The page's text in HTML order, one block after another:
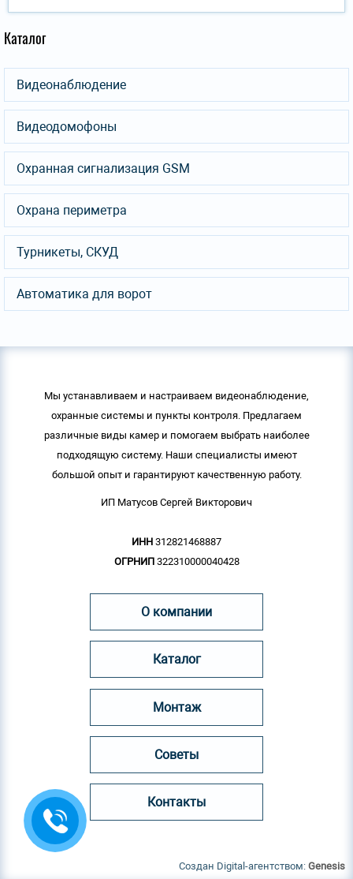
Каталог
Видеонаблюдение
Видеодомофоны
Охранная сигнализация GSM
Охрана периметра
Турникеты, СКУД
Автоматика для ворот
Мы устанавливаем и настраиваем видеонаблюдение,
охранные системы и пункты контроля. Предлагаем
различные виды камер и помогаем выбрать наиболее
подходящую систему. Наши специалисты имеют
большой опыт и гарантируют качественную работу.
ИП Матусов Сергей Викторович
ИНН 312821468887
ОГРНИП322310000040428
О компании
Каталог
Монтаж
Советы
Контакты
Создан Digital-агентством: Genesis